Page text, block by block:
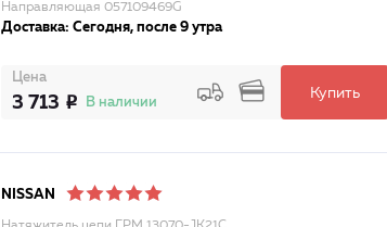
Направляющая 057109469G
Доставка: Сегодня, после 9 утра
Цена
3 713 В наличии
Купить
NISSAN